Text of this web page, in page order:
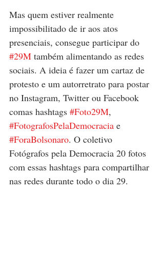
Mas quem estiver realmente
impossibilitado de ir aos atos
presenciais, consegue participar do
#29M também alimentando as redes
sociais. A ideia é fazer um cartaz de
protesto e um autorretrato para postar
no Instagram, Twitter ou Facebook
comas hashtags #Foto29M,
#FotografosPelaDemocracia e
#ForaBolsonaro. O coletivo
Fotógrafos pela Democracia 20 fotos
com essas hashtags para compartilhar
nas redes durante todo o dia 29.